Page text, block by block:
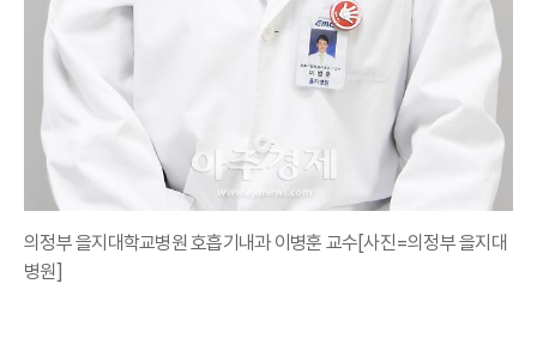
의정부 을지대학교병원 호흡기내과 이병훈 교수[사진=의정부 을지대
병원]